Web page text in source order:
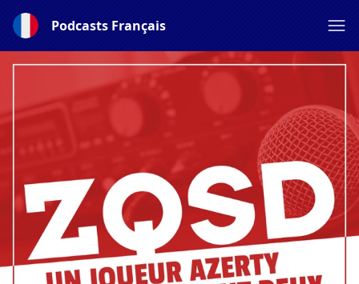
Podcasts Français